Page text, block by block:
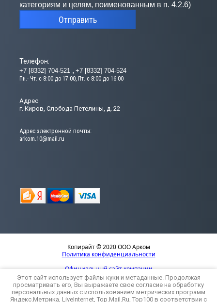
Телефон:
+7 [8332] 704-521 +7 [8332] 704-524
Пн.- Чт. с 8:00 до 17:00, Пт. с 8:00 до 16:00
Адрес
г. Киров, Слобода Петелины, д. 22
Адрес электронной почты:
arkom.10@mail.ru
категориям и целям, поименованным в п. 4.2.6)
Отправить
Копирайт © 2020 ООО Арком
Политика конфиденциальности
Официальный сайт компании
Этот сайт использует файлы куки и метаданные. Продолжая
просматривать его, Вы выражаете свое согласие на обработку
персональных данных с использованием метрических программ
Яндекс.Метрика, LiveInternet, Top.Mail.Ru, Top100 в соответствии с